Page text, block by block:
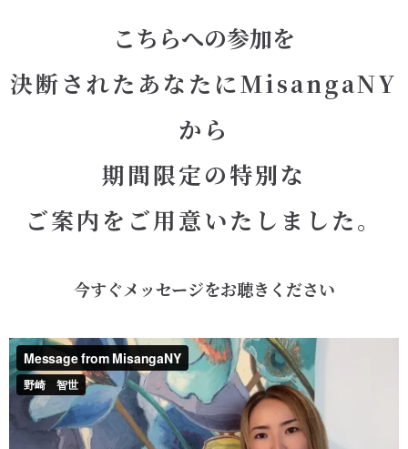
こちらへの参加を
決断されたあなたにMisangaNY
から
期間限定の特別な
ご案内をご用意いたしました。
今すぐメッセージをお聴きください